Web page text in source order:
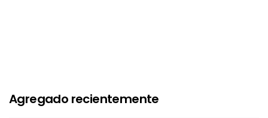
Agregado recientemente